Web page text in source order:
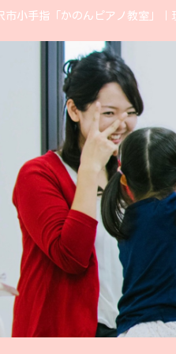
市小手指「かのんピアノ教室」